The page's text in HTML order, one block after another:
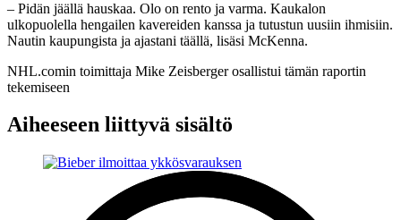
– Pidän jäällä hauskaa. Olo on rento ja varma. Kaukalon
ulkopuolella hengailen kavereiden kanssa ja tutustun uusiin ihmisiin.
Nautin kaupungista ja ajastani täällä, lisäsi McKenna.
NHL.comin toimittaja Mike Zeisberger osallistui tämän raportin
tekemiseen
Aiheeseen liittyvä sisältö